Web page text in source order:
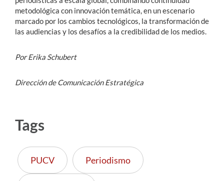
metodológica con innovación temática, en un escenario
marcado por los cambios tecnológicos, la transformación de
las audiencias y los desafíos a la credibilidad de los medios.
Por Erika Schubert
Dirección de Comunicación Estratégica
Tags
PUCV Periodismo